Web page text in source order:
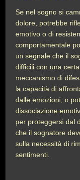
Se nel sogno si
dolore, potrebbe
emotivo o di
comportamentale
un segnale che il
difficili con una
meccanismo di
la capacità di
dalle emozioni, o
dissociazione
per proteggersi dal
che il sognatore
sulla necessità di
sentimenti.